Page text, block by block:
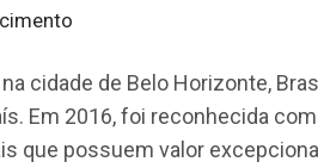
cidade de Belo Horizonte,
Em 2016, foi reconhecida
que possuem valor